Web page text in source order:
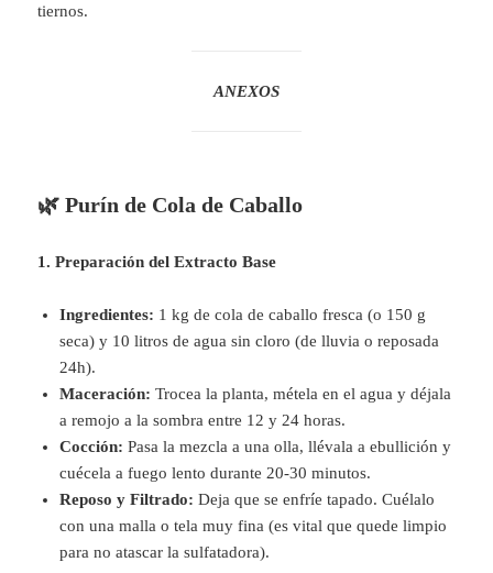
tiernos.
ANEXOS
🌿 Purín de Cola de Caballo
1. Preparación del Extracto Base
Ingredientes: 1 kg de cola de caballo fresca (o 150 g
seca) y 10 litros de agua sin cloro (de lluvia o reposada
24h).
Maceración: Trocea la planta, métela en el agua y déjala
a remojo a la sombra entre 12 y 24 horas.
Cocción: Pasa la mezcla a una olla, llévala a ebullición y
cuécela a fuego lento durante 20-30 minutos.
Reposo y Filtrado: Deja que se enfríe tapado. Cuélalo
con una malla o tela muy fina (es vital que quede limpio
para no atascar la sulfatadora).